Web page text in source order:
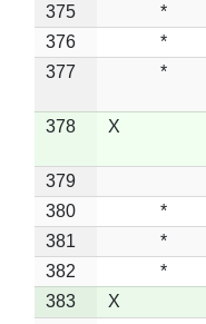
375
*
376
*
377
*
378
X
379
380
*
381
*
382
*
383
X